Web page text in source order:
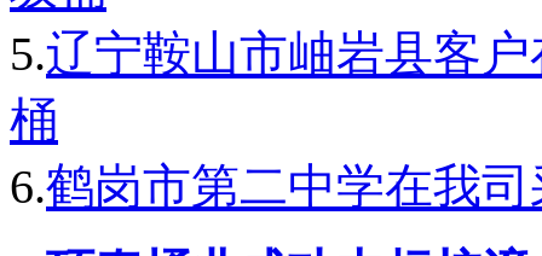
5.辽宁鞍山市岫岩县客
桶
6.鹤岗市第二中学在我